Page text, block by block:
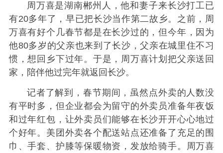
周万喜是湖南郴州人，他和妻子来长沙打工已
有20多年了，早已把长沙当作第二故乡。之前，周
万喜有好个几春节都是在长沙过的，但今年，因为
他80多岁的父亲也来到了长沙，父亲在城里住不习
惯，想回乡下过年。于是，周万喜计划把父亲送回
家，陪伴他过完年就返回长沙。
记者了解到，春节期间，虽然点外卖的人数没
有平时多，但企业都会为留守的外卖员准备年夜饭
和过年红包，让外卖员们能够在长沙开开心心地过
个好年。美团外卖各个配送站点还准备了充足的围
巾、手套、护膝等保暖物资，发放给骑手。周万喜